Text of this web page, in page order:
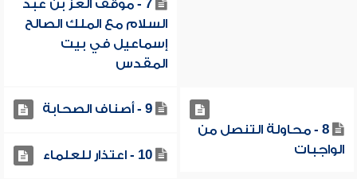
7 - موقف العز بن عبد
السلام مع الملك الصالح
إسماعيل في بيت
المقدس
8 - محاولة التنصل من
الواجبات
9 - أصناف الصحابة
10 - اعتذار للعلماء